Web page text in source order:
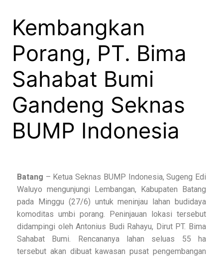
Kembangkan
Porang, PT. Bima
Sahabat Bumi
Gandeng Seknas
BUMP Indonesia
Batang – Ketua Seknas BUMP Indonesia, Sugeng Edi
Waluyo mengunjungi Lembangan, Kabupaten Batang
pada Minggu (27/6) untuk meninjau lahan budidaya
komoditas umbi porang. Peninjauan lokasi tersebut
didampingi oleh Antonius Budi Rahayu, Dirut PT. Bima
Sahabat Bumi. Rencananya lahan seluas 55 ha
tersebut akan dibuat kawasan pusat pengembangan